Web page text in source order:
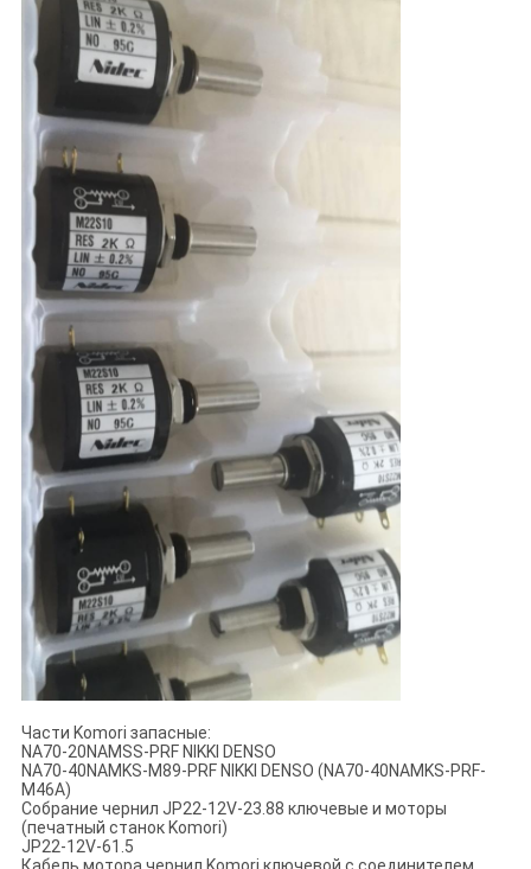
Части Komori запасные:
NA70-20NAMSS-PRF NIKKI DENSO
NA70-40NAMKS-M89-PRF NIKKI DENSO (NA70-40NAMKS-PRF-
M46A)
Собрание чернил JP22-12V-23.88 ключевые и моторы
(печатный станок Komori)
JP22-12V-61.5